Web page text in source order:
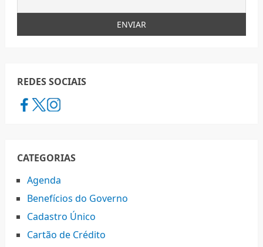
REDES SOCIAIS
CATEGORIAS
Agenda
Benefícios do Governo
Cadastro Único
Cartão de Crédito